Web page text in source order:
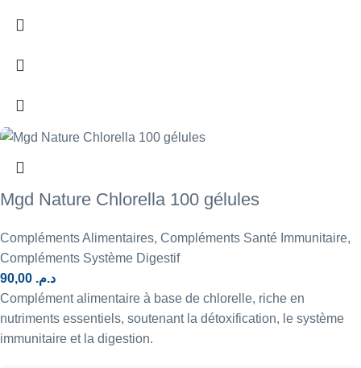
Mgd Nature Chlorella 100 gélules
Compléments Alimentaires, Compléments Santé Immunitaire,
Compléments Système Digestif
د.م.
Complément alimentaire à base de chlorelle, riche en
nutriments essentiels, soutenant la détoxification, le système
immunitaire et la digestion.